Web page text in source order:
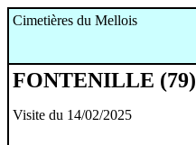
Cimetières du Mellois
FONTENILLE (79)
Visite du 14/02/2025